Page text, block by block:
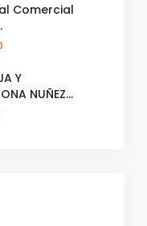
Comercial
Y
NUÑEZ...